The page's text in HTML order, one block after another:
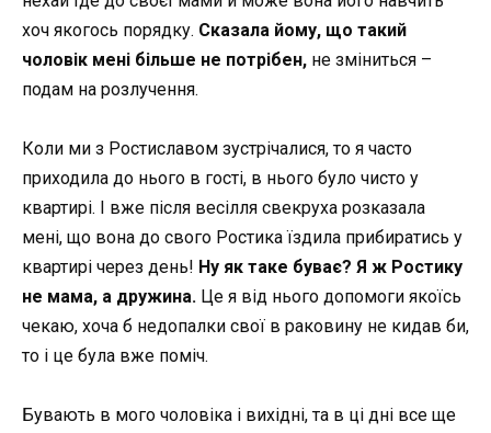
хоч якогось порядку. Сказала йому, що такий
чоловік мені більше не потрібен, не зміниться –
подам на розлучення.
Коли ми з Ростиславом зустрічалися, то я часто
приходила до нього в гості, в нього було чисто у
квартирі. І вже після весілля свекруха розказала
мені, що вона до свого Ростика їздила прибиратись у
квартирі через день! Ну як таке буває? Я ж Ростику
не мама, а дружина. Це я від нього допомоги якоїсь
чекаю, хоча б недопалки свої в раковину не кидав би,
то і це була вже поміч.
Бувають в мого чоловіка і вихідні, та в ці дні все ще